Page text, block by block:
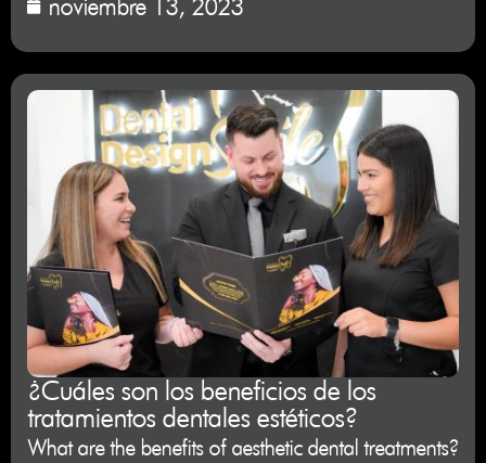
noviembre 13, 2023
¿Cuáles son los beneficios de los
tratamientos dentales estéticos?
What are the benefits of aesthetic dental treatments?